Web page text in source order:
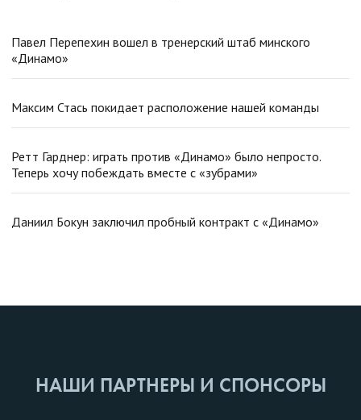
Павел Перепехин вошел в тренерский штаб минского
«Динамо»
Максим Стась покидает расположение нашей команды
Ретт Гарднер: играть против «Динамо» было непросто.
Теперь хочу побеждать вместе с «зубрами»
Даниил Бокун заключил пробный контракт с «Динамо»
НАШИ ПАРТНЕРЫ И СПОНСОРЫ